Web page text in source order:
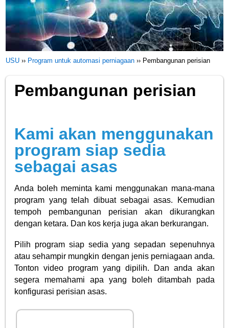
USU ›› Program untuk automasi perniagaan ›› Pembangunan perisian
Pembangunan perisian
Kami akan menggunakan
program siap sedia
sebagai asas
Anda boleh meminta kami menggunakan mana-mana
program yang telah dibuat sebagai asas. Kemudian
tempoh pembangunan perisian akan dikurangkan
dengan ketara. Dan kos kerja juga akan berkurangan.
Pilih program siap sedia yang sepadan sepenuhnya
atau sehampir mungkin dengan jenis perniagaan anda.
Tonton video program yang dipilih. Dan anda akan
segera memahami apa yang boleh ditambah pada
konfigurasi perisian asas.